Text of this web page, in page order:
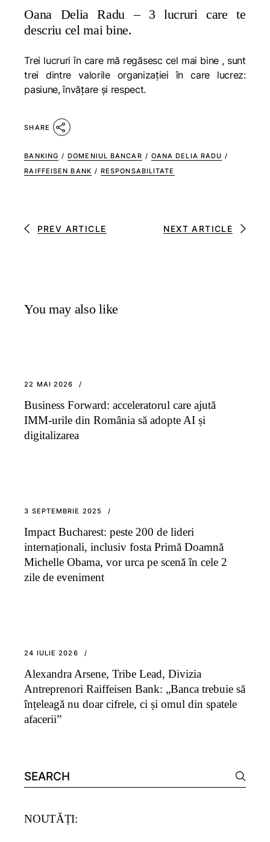
Oana Delia Radu – 3 lucruri care te
descriu cel mai bine.
Trei lucruri în care mă regăsesc cel mai bine , sunt
trei dintre valorile organizației în care lucrez:
pasiune, învățare și respect.
SHARE
BANKING / DOMENIUL BANCAR / OANA DELIA RADU /
RAIFFEISEN BANK / RESPONSABILITATE
PREV ARTICLE NEXT ARTICLE
You may also like
22 MAI 2026
Business Forward: acceleratorul care ajută
IMM-urile din România să adopte AI și
digitalizarea
3 SEPTEMBRIE 2025
Impact Bucharest: peste 200 de lideri
internaționali, inclusiv fosta Primă Doamnă
Michelle Obama, vor urca pe scenă în cele 2
zile de eveniment
24 IULIE 2026
Alexandra Arsene, Tribe Lead, Divizia
Antreprenori Raiffeisen Bank: „Banca trebuie să
înțeleagă nu doar cifrele, ci și omul din spatele
afacerii”
Search
for:
NOUTĂȚI: